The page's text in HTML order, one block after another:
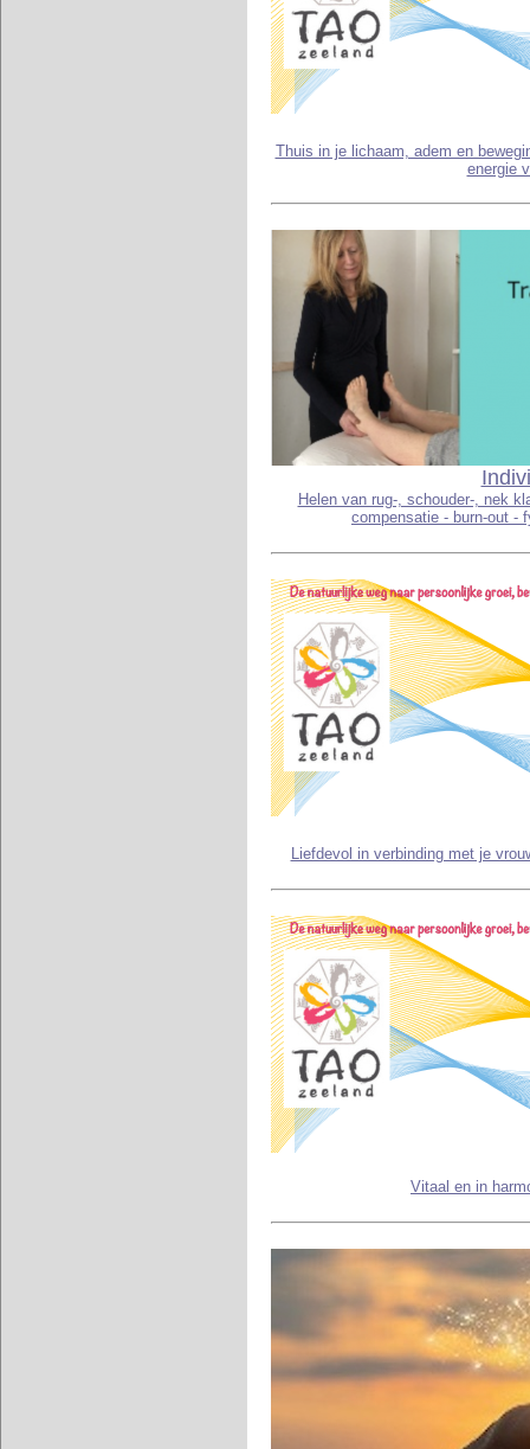
Thuis in je lichaam, adem en
energie
Helen van rug-, schouder-, nek
compensatie - burn-out -
Liefdevol in verbinding met je
Vitaal en in